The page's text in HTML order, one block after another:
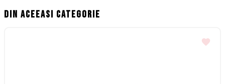
Din aceeasi categorie